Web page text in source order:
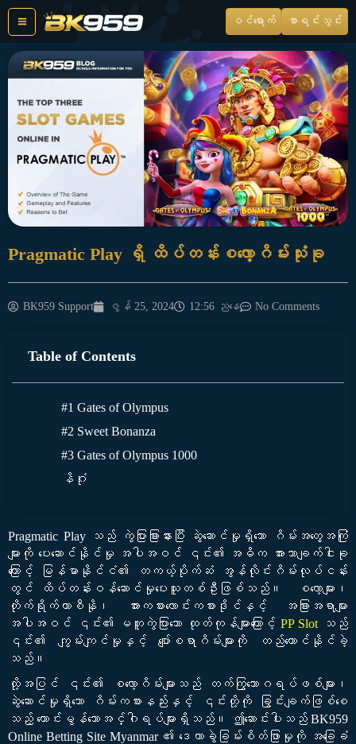
Skip
content
ဝင်ရောက် စာရင်းသွင်း
Pragmatic Play ရှိ ထိပ်တန်းစလော့ဂိမ်းသုံးခု
BK959 Support ဇွန် 25, 2024 12:56 ညနေ No Comments
Table of Contents
#1 Gates of Olympus
#2 Sweet Bonanza
#3 Gates of Olympus 1000
နိဂုံး
Pragmatic Play သည် ကွဲပြားခြားနားပြီး ဆွဲဆောင်မှုရှိသော ဂိမ်းအတွေ့အကြုံ
များကို ပေးဆောင်နိုင်မှု အပါအဝင် ၎င်း၏ အဓိက အားသာချက်ငါးခု
ကြောင့် မြန်မာနိုင်ငံ၏ တကယ့်ပိုက်ဆံ အွန်လိုင်းဂိမ်းလုပ်ငန်း
တွင် ထိပ်တန်းဝန်ဆောင်မှုပေးသူတစ်ဦးဖြစ်သည်။ စလော့များ၊
တိုက်ရိုက်ကာစီနို၊ အားကစားလောင်းကစားဒိုင်နှင့် အခြားအရာများ
အပါအဝင် ၎င်း၏ မတူကွဲပြားသော ထုတ်ကုန်များကြောင့် PP Slot သည်
၎င်း၏ ကျွမ်းကျင်မှုနှင့် ပျော်စရာဂိမ်းများကို တည်ထောင်နိုင်ခဲ့
သည်။
ထို့အပြင် ၎င်း၏ စလော့ဂိမ်းများသည် တက်ကြွသောဂရပ်ဖစ်များ၊
ဆွဲဆောင်မှုရှိသော ဂိမ်းကစားနည်းနှင့် ၎င်းတို့ကို ခြွင်းချက်ဖြစ်စေ
သည့် ကောင်းမွန်သောအင်္ဂါရပ်များရှိသည်။ ဤဆောင်းပါးသည် BK959
Online Betting Site Myanmar ၏ ဒေတာခွဲခြမ်းစိတ်ဖြာမှုကို အခြေခံ